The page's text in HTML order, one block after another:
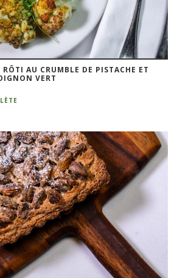
AU CRUMBLE DE PISTACHE ET
VERT